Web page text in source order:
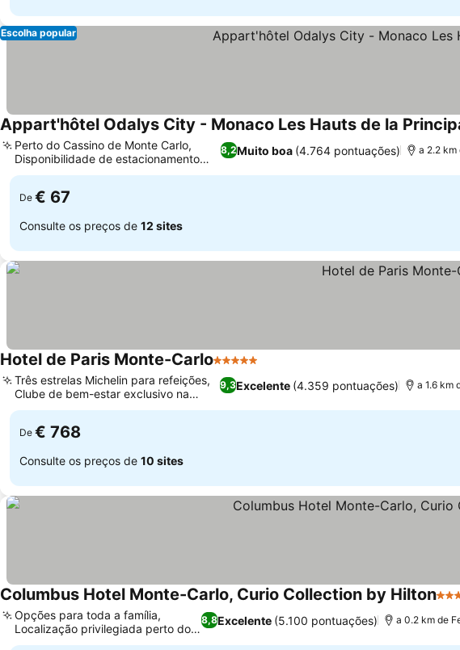
Escolha popular
Appart'hôtel Odalys City - Monaco Les Hauts de la
8,2Muito boa (4.764 pontuações)
Perto do Cassino de Monte Carlo,
Disponibilidade de estacionamento
subterrâneo
a 2.2
De € 67
Consulte os preços de 12 sites
Hotel de Paris Monte-Carlo5 Estrelas
9,3Excelente (4.359 pontuações)
Três estrelas Michelin para refeições,
Clube de bem-estar exclusivo na
cobertura
a 1.6 km
De € 768
Consulte os preços de 10 sites
Columbus Hotel Monte-Carlo, Curio Collection by Hilton3
8,8Excelente (5.100 pontuações)
Opções para toda a família,
Localização privilegiada perto do
Roseiral
a 0.2 km de